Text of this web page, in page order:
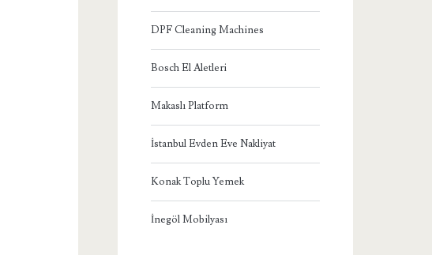
DPF Cleaning Machines
Bosch El Aletleri
Makaslı Platform
İstanbul Evden Eve Nakliyat
Konak Toplu Yemek
İnegöl Mobilyası